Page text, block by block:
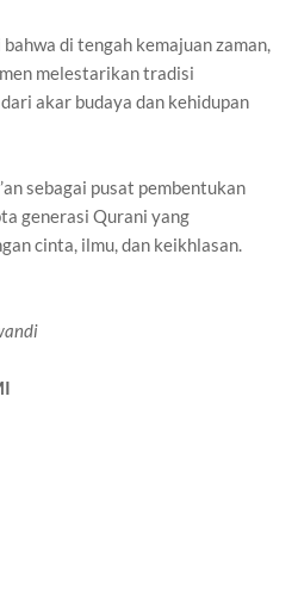
di tengah kemajuan zaman,
melestarikan tradisi
akar budaya dan kehidupan
sebagai pusat pembentukan
generasi Qurani yang
cinta, ilmu, dan keikhlasan.